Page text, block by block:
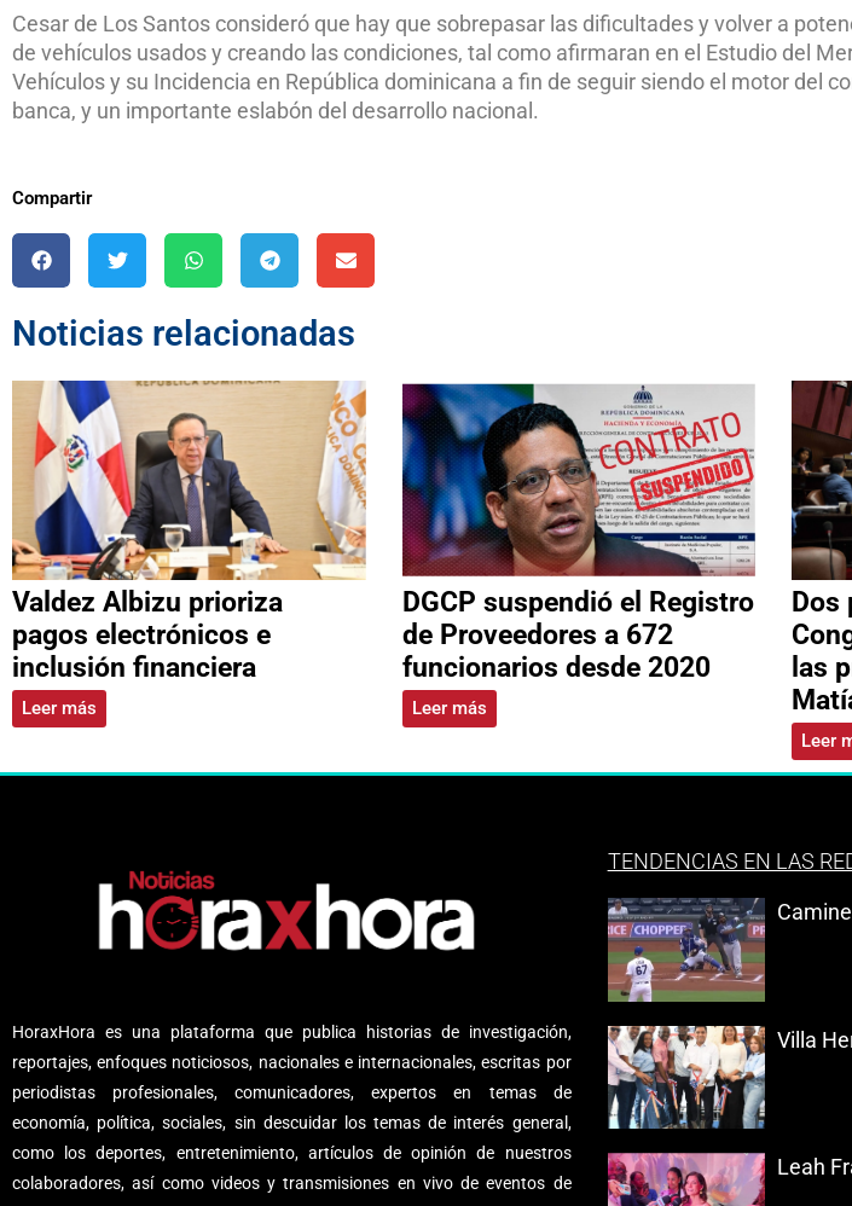
Cesar de Los Santos consideró que hay que sobrepasar las dificultades y volver a
de vehículos usados y creando las condiciones, tal como afirmaran en el Estudio del
Vehículos y su Incidencia en República dominicana a fin de seguir siendo el motor del
banca, y un importante eslabón del desarrollo nacional.
Compartir
Noticias relacionadas
Valdez Albizu prioriza
pagos electrónicos e
inclusión financiera
Leer más
DGCP suspendió el Registro
de Proveedores a 672
funcionarios desde 2020
Leer más
Dos
las
Leer
HoraxHora es una plataforma que publica historias de investigación,
reportajes, enfoques noticiosos, nacionales e internacionales, escritas por
periodistas profesionales, comunicadores, expertos en temas de
economía, política, sociales, sin descuidar los temas de interés general,
como los deportes, entretenimiento, artículos de opinión de nuestros
colaboradores, así como videos y transmisiones en vivo de eventos de
TENDENCIAS EN LAS
Villa
Leah